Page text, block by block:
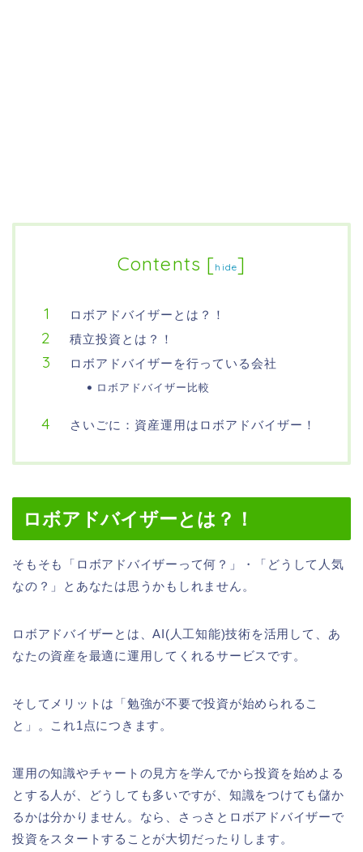
Contents [hide]
ロボアドバイザーとは？！
積立投資とは？！
ロボアドバイザーを行っている会社
ロボアドバイザー比較
さいごに：資産運用はロボアドバイザー！
ロボアドバイザーとは？！
そもそも「ロボアドバイザーって何？」・「どうして人気
なの？」とあなたは思うかもしれません。
ロボアドバイザーとは、AI(人工知能)技術を活用して、あ
なたの資産を最適に運用してくれるサービスです。
そしてメリットは「勉強が不要で投資が始められるこ
と」。これ1点につきます。
運用の知識やチャートの見方を学んでから投資を始めよる
とする人が、どうしても多いですが、知識をつけても儲か
るかは分かりません。なら、さっさとロボアドバイザーで
投資をスタートすることが大切だったりします。